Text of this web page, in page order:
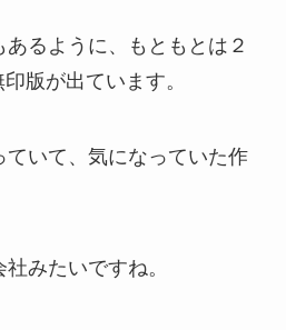
あるように、もともとは２
版が出ています。
ていて、気になっていた作
みたいですね。